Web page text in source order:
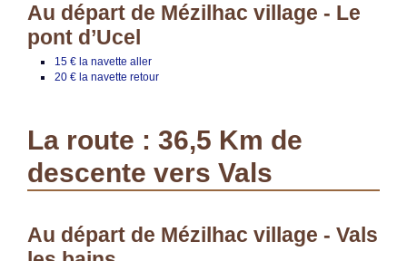
Au départ de Mézilhac village - Le
pont d’Ucel
15 € la navette aller
20 € la navette retour
La route : 36,5 Km de
descente vers Vals
Au départ de Mézilhac village - Vals